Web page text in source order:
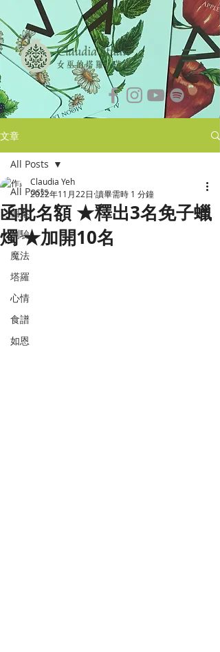
文章
All Posts
個案
測驗
魔法
塔羅
心情
食譜
如恩
All Posts
函批名額 ★釋出3名免子蠟
燭 ★加開10名
Claudia Yeh
2022年11月22日 讀畢需時 1 分鐘